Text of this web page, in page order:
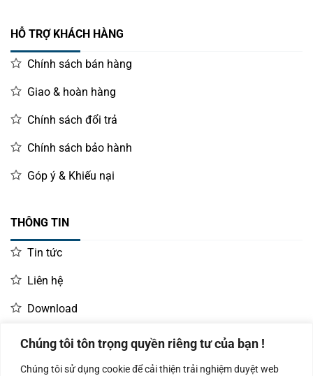
Chúng tôi tôn trọng quyền riêng tư của bạn !
Chúng tôi sử dụng cookie để cải thiện trải nghiệm duyệt web
HỖ TRỢ KHÁCH HÀNG
Chính sách bán hàng
Giao & hoàn hàng
Chính sách đổi trả
Chính sách bảo hành
Góp ý & Khiếu nại
THÔNG TIN
Tin tức
Liên hệ
Download
LIÊN HỆ MUA HÀNG